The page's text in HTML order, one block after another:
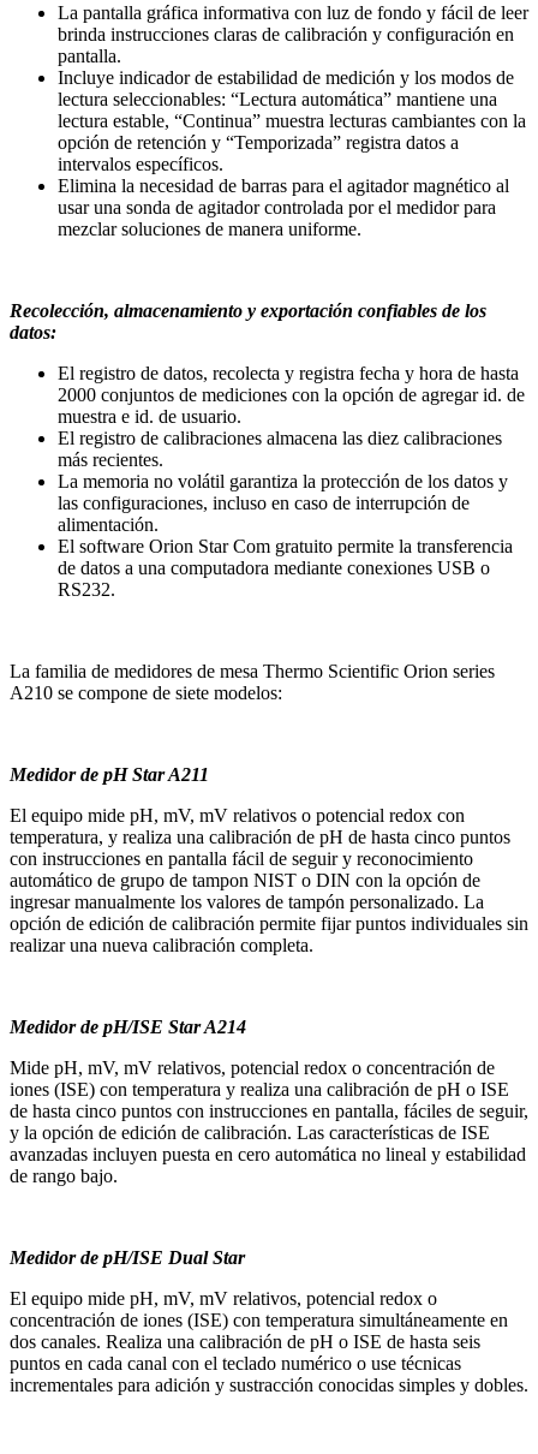
La pantalla gráfica informativa con luz de fondo y fácil de leer
brinda instrucciones claras de calibración y configuración en
pantalla.
Incluye indicador de estabilidad de medición y los modos de
lectura seleccionables: “Lectura automática” mantiene una
lectura estable, “Continua” muestra lecturas cambiantes con la
opción de retención y “Temporizada” registra datos a
intervalos específicos.
Elimina la necesidad de barras para el agitador magnético al
usar una sonda de agitador controlada por el medidor para
mezclar soluciones de manera uniforme.
Recolección, almacenamiento y exportación confiables de los
datos:
El registro de datos, recolecta y registra fecha y hora de hasta
2000 conjuntos de mediciones con la opción de agregar id. de
muestra e id. de usuario.
El registro de calibraciones almacena las diez calibraciones
más recientes.
La memoria no volátil garantiza la protección de los datos y
las configuraciones, incluso en caso de interrupción de
alimentación.
El software Orion Star Com gratuito permite la transferencia
de datos a una computadora mediante conexiones USB o
RS232.
La familia de medidores de mesa Thermo Scientific Orion series
A210 se compone de siete modelos:
Medidor de pH Star A211
El equipo mide pH, mV, mV relativos o potencial redox con
temperatura, y realiza una calibración de pH de hasta cinco puntos
con instrucciones en pantalla fácil de seguir y reconocimiento
automático de grupo de tampon NIST o DIN con la opción de
ingresar manualmente los valores de tampón personalizado. La
opción de edición de calibración permite fijar puntos individuales sin
realizar una nueva calibración completa.
Medidor de pH/ISE Star A214
Mide pH, mV, mV relativos, potencial redox o concentración de
iones (ISE) con temperatura y realiza una calibración de pH o ISE
de hasta cinco puntos con instrucciones en pantalla, fáciles de seguir,
y la opción de edición de calibración. Las características de ISE
avanzadas incluyen puesta en cero automática no lineal y estabilidad
de rango bajo.
Medidor de pH/ISE Dual Star
El equipo mide pH, mV, mV relativos, potencial redox o
concentración de iones (ISE) con temperatura simultáneamente en
dos canales. Realiza una calibración de pH o ISE de hasta seis
puntos en cada canal con el teclado numérico o use técnicas
incrementales para adición y sustracción conocidas simples y dobles.